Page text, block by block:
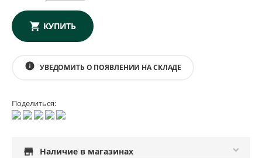
КУПИТЬ
info УВЕДОМИТЬ О ПОЯВЛЕНИИ НА СКЛАДЕ
Поделиться:
store Наличие в магазинах